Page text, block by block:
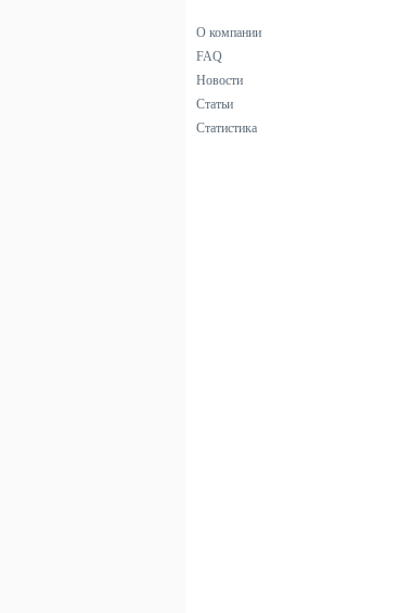
Butcher of Blue
Callaway
Calvin Klein
Camel Active
О компании
FAQ
Новости
Статьи
Статистика